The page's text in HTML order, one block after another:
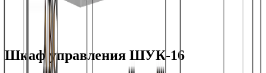
Шкаф управления ШУК-16